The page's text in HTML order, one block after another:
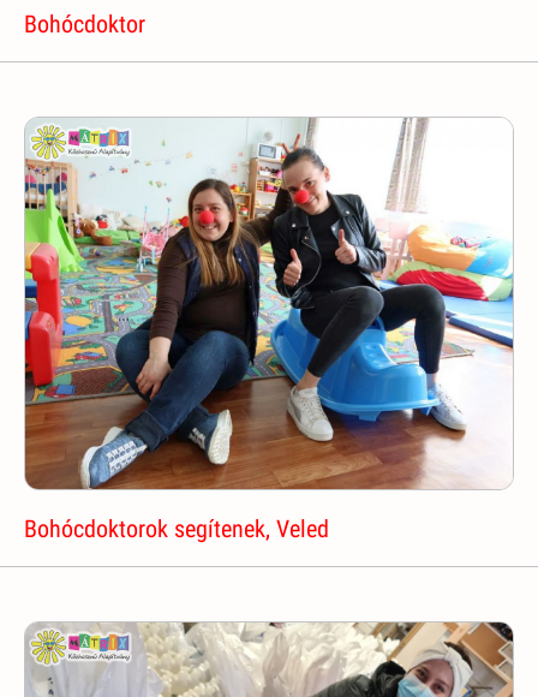
Bohócdoktor
Bohócdoktorok segítenek, Veled